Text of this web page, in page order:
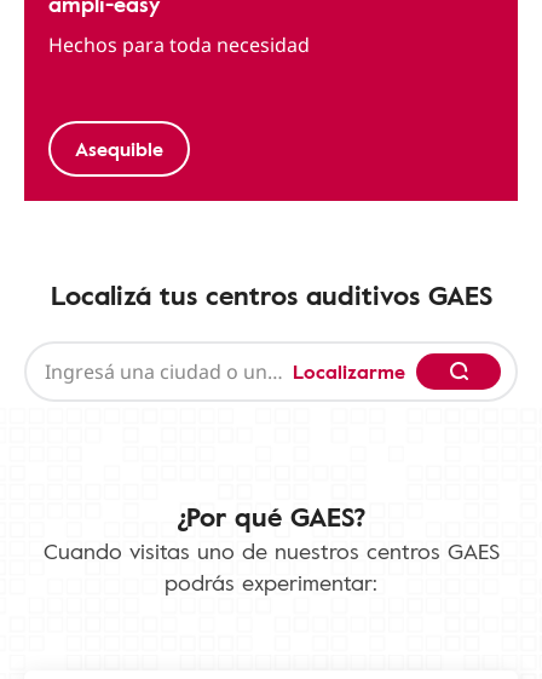
Hechos para toda necesidad
Asequible
Localizá tus centros auditivos GAES
Localizarme
¿Por qué GAES?
Cuando visitas uno de nuestros centros GAES
podrás experimentar: